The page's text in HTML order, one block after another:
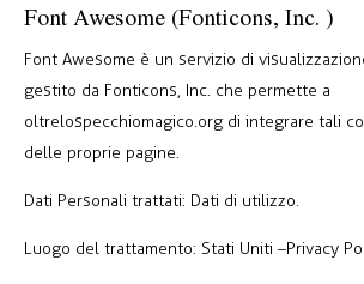
Font Awesome (Fonticons, Inc. )
Font Awesome è un servizio di
gestito da Fonticons, Inc. che permette a
oltrelospecchiomagico.org di integrare tali
delle proprie pagine.
Dati Personali trattati: Dati di utilizzo.
Luogo del trattamento: Stati Uniti –Privacy